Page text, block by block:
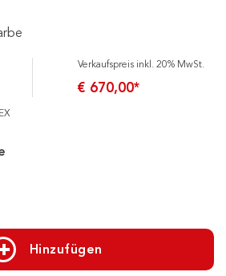
Verkaufspreis inkl. 20% MwSt.
€ 670,00*
Hinzufügen